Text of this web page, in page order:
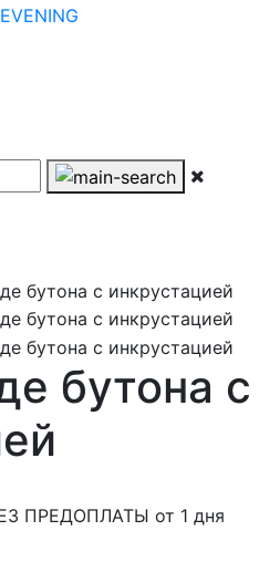
бутона с
ПРЕДОПЛАТЫ от 1 дня